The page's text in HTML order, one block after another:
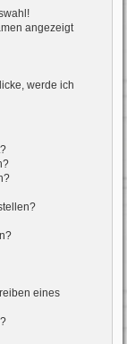
angezeigt
werde ich
eines